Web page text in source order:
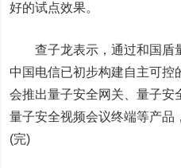
好的试点效果。
查子龙表示，通过和国盾
中国电信已初步构建自主可
会推出量子安全网关、量子安
量子安全视频会议终端等产品
(完)